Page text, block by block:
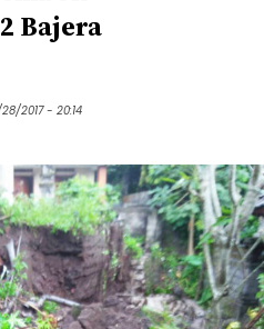
Bajera
2017 - 20:14